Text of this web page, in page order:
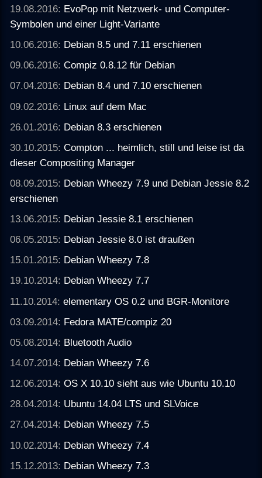
19.08.2016: EvoPop mit Netzwerk- und Computer-
Symbolen und einer Light-Variante
10.06.2016: Debian 8.5 und 7.11 erschienen
09.06.2016:Compiz 0.8.12 für Debian
07.04.2016: Debian 8.4 und 7.10 erschienen
09.02.2016: Linux auf dem Mac
26.01.2016: Debian 8.3 erschienen
30.10.2015:Compton ... heimlich, still und leise ist da
dieser Compositing Manager
08.09.2015: Debian Wheezy 7.9 und Debian Jessie 8.2
erschienen
13.06.2015: Debian Jessie 8.1 erschienen
06.05.2015: Debian Jessie 8.0 ist draußen
15.01.2015: Debian Wheezy 7.8
19.10.2014: Debian Wheezy 7.7
11.10.2014:elementary OS 0.2 und BGR-Monitore
03.09.2014: Fedora MATE/compiz 20
05.08.2014: Bluetooth Audio
14.07.2014: Debian Wheezy 7.6
12.06.2014:OS X 10.10 sieht aus wie Ubuntu 10.10
28.04.2014: Ubuntu 14.04 LTS und SLVoice
27.04.2014: Debian Wheezy 7.5
10.02.2014: Debian Wheezy 7.4
15.12.2013: Debian Wheezy 7.3